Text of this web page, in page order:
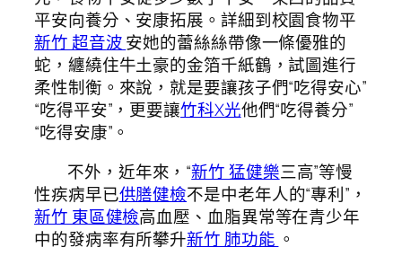
平安向養分、安康拓展。詳細到校園食物平
新竹 超音波安她的蕾絲絲帶像一條優雅的
蛇，纏繞住牛土豪的金箔千紙鶴，試圖進行
柔性制衡。來說，就是要讓孩子們“吃得安心”
“吃得平安”，更要讓竹科X光他們“吃得養分”
“吃得安康”。
不外，近年來，“新竹 猛健樂三高”等慢
性疾病早已供膳健檢不是中老年人的“專利”，
新竹 東區健檢高血壓、血脂異常等在青少年
中的發病率有所攀升新竹 肺功能 。